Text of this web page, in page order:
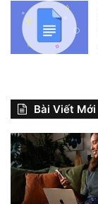
Bài Viết Mới